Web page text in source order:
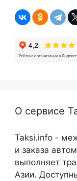
О сервисе
Taksi.info -
и заказа
выполняет
Азии.